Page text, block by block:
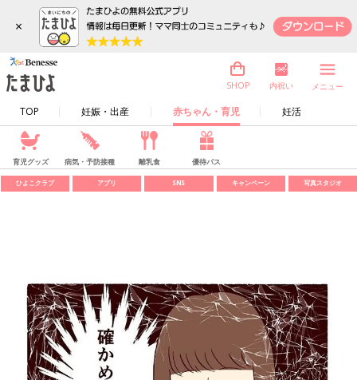
×
TOP 妊娠・出産 赤ちゃん・育児 妊活
SHOP 内祝い メニュー
育児グッズ 病気・予防接種 離乳食 優待パス
ひよこクラブ アプリ SNS キャンペーン 写真スタジオ